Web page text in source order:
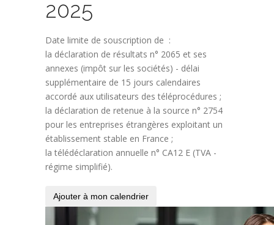
2025
Date limite de souscription de :
la déclaration de résultats n° 2065 et ses
annexes (impôt sur les sociétés) - délai
supplémentaire de 15 jours calendaires
accordé aux utilisateurs des téléprocédures ;
la déclaration de retenue à la source n° 2754
pour les entreprises étrangères exploitant un
établissement stable en France ;
la télédéclaration annuelle n° CA12 E (TVA -
régime simplifié).
Ajouter à mon calendrier